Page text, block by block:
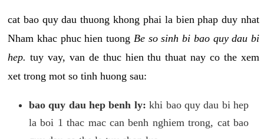
cat bao quy dau thuong khong phai la bien phap duy nhat
Nham khac phuc hien tuong Be so sinh bi bao quy dau bi
hep. tuy vay, van de thuc hien thu thuat nay co the xem
xet trong mot so tinh huong sau:
bao quy dau hep benh ly: khi bao quy dau bi hep
la boi 1 thac mac can benh nghiem trong, cat bao